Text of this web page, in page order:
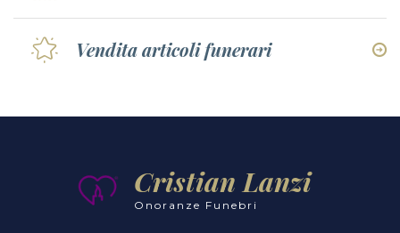
Vendita articoli funerari
Cristian Lanzi
Onoranze Funebri